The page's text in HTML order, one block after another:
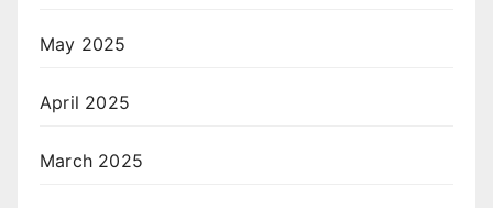
May 2025
April 2025
March 2025